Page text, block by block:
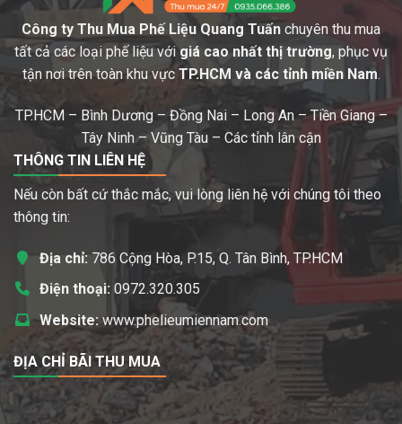
Công ty Thu Mua Phế Liệu Quang Tuấn chuyên thu mua
tất cả các loại phế liệu vớigiá cao nhất thị trường, phục vụ
tận nơi trên toàn khu vực TP.HCM và các tỉnh miền Nam.
TP.HCM – Bình Dương – Đồng Nai – Long An – Tiền Giang –
Tây Ninh – Vũng Tàu – Các tỉnh lân cận
THÔNG TIN LIÊN HỆ
Nếu còn bất cứ thắc mắc, vui lòng liên hệ với chúng tôi theo
thông tin:
Địa chỉ: 786 Cộng Hòa, P.15, Q. Tân Bình, TP.HCM
Điện thoại: 0972.320.305
Website: www.phelieumiennam.com
ĐỊA CHỈ BÃI THU MUA